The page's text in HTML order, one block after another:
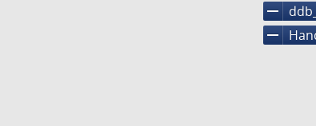
remove
remove